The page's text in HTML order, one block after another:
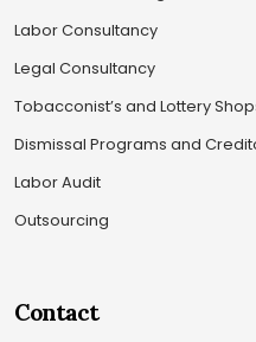
Labor Consultancy
Legal Consultancy
Tobacconist’s and Lottery
Dismissal Programs and
Labor Audit
Outsourcing
Contact